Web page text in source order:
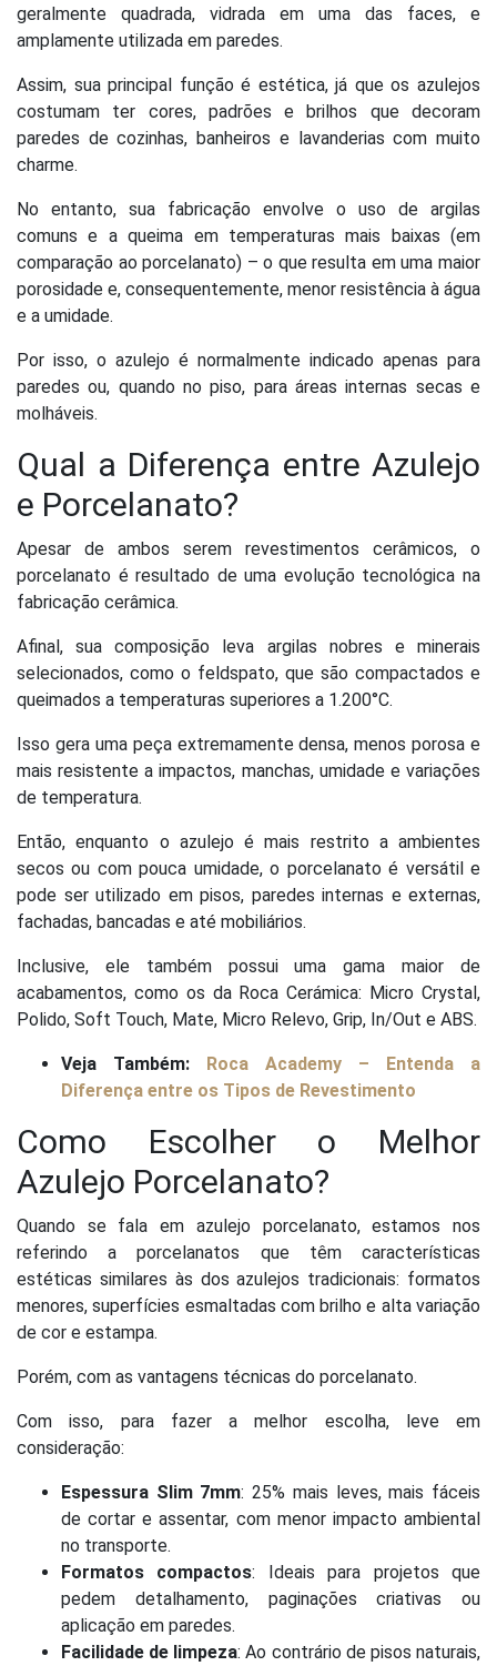
geralmente quadrada, vidrada em uma das faces, e
amplamente utilizada em paredes.
Assim, sua principal função é estética, já que os azulejos
costumam ter cores, padrões e brilhos que decoram
paredes de cozinhas, banheiros e lavanderias com muito
charme.
No entanto, sua fabricação envolve o uso de argilas
comuns e a queima em temperaturas mais baixas (em
comparação ao porcelanato) – o que resulta em uma maior
porosidade e, consequentemente, menor resistência à água
e a umidade.
Por isso, o azulejo é normalmente indicado apenas para
paredes ou, quando no piso, para áreas internas secas e
molháveis.
Qual a Diferença entre Azulejo
e Porcelanato?
Apesar de ambos serem revestimentos cerâmicos, o
porcelanato é resultado de uma evolução tecnológica na
fabricação cerâmica.
Afinal, sua composição leva argilas nobres e minerais
selecionados, como o feldspato, que são compactados e
queimados a temperaturas superiores a 1.200°C.
Isso gera uma peça extremamente densa, menos porosa e
mais resistente a impactos, manchas, umidade e variações
de temperatura.
Então, enquanto o azulejo é mais restrito a ambientes
secos ou com pouca umidade, o porcelanato é versátil e
pode ser utilizado em pisos, paredes internas e externas,
fachadas, bancadas e até mobiliários.
Inclusive, ele também possui uma gama maior de
acabamentos, como os da Roca Cerámica: Micro Crystal,
Polido, Soft Touch, Mate, Micro Relevo, Grip, In/Out e ABS.
Veja Também:
Roca Academy – Entenda a
Diferença entre os Tipos de Revestimento
Como Escolher o Melhor
Azulejo Porcelanato?
Quando se fala em azulejo porcelanato, estamos nos
referindo a porcelanatos que têm características
estéticas similares às dos azulejos tradicionais: formatos
menores, superfícies esmaltadas com brilho e alta variação
de cor e estampa.
Porém, com as vantagens técnicas do porcelanato.
Com isso, para fazer a melhor escolha, leve em
consideração:
Espessura Slim 7mm: 25% mais leves, mais fáceis
de cortar e assentar, com menor impacto ambiental
no transporte.
Formatos compactos: Ideais para projetos que
pedem detalhamento, paginações criativas ou
aplicação em paredes.
Facilidade de limpeza: Ao contrário de pisos naturais,